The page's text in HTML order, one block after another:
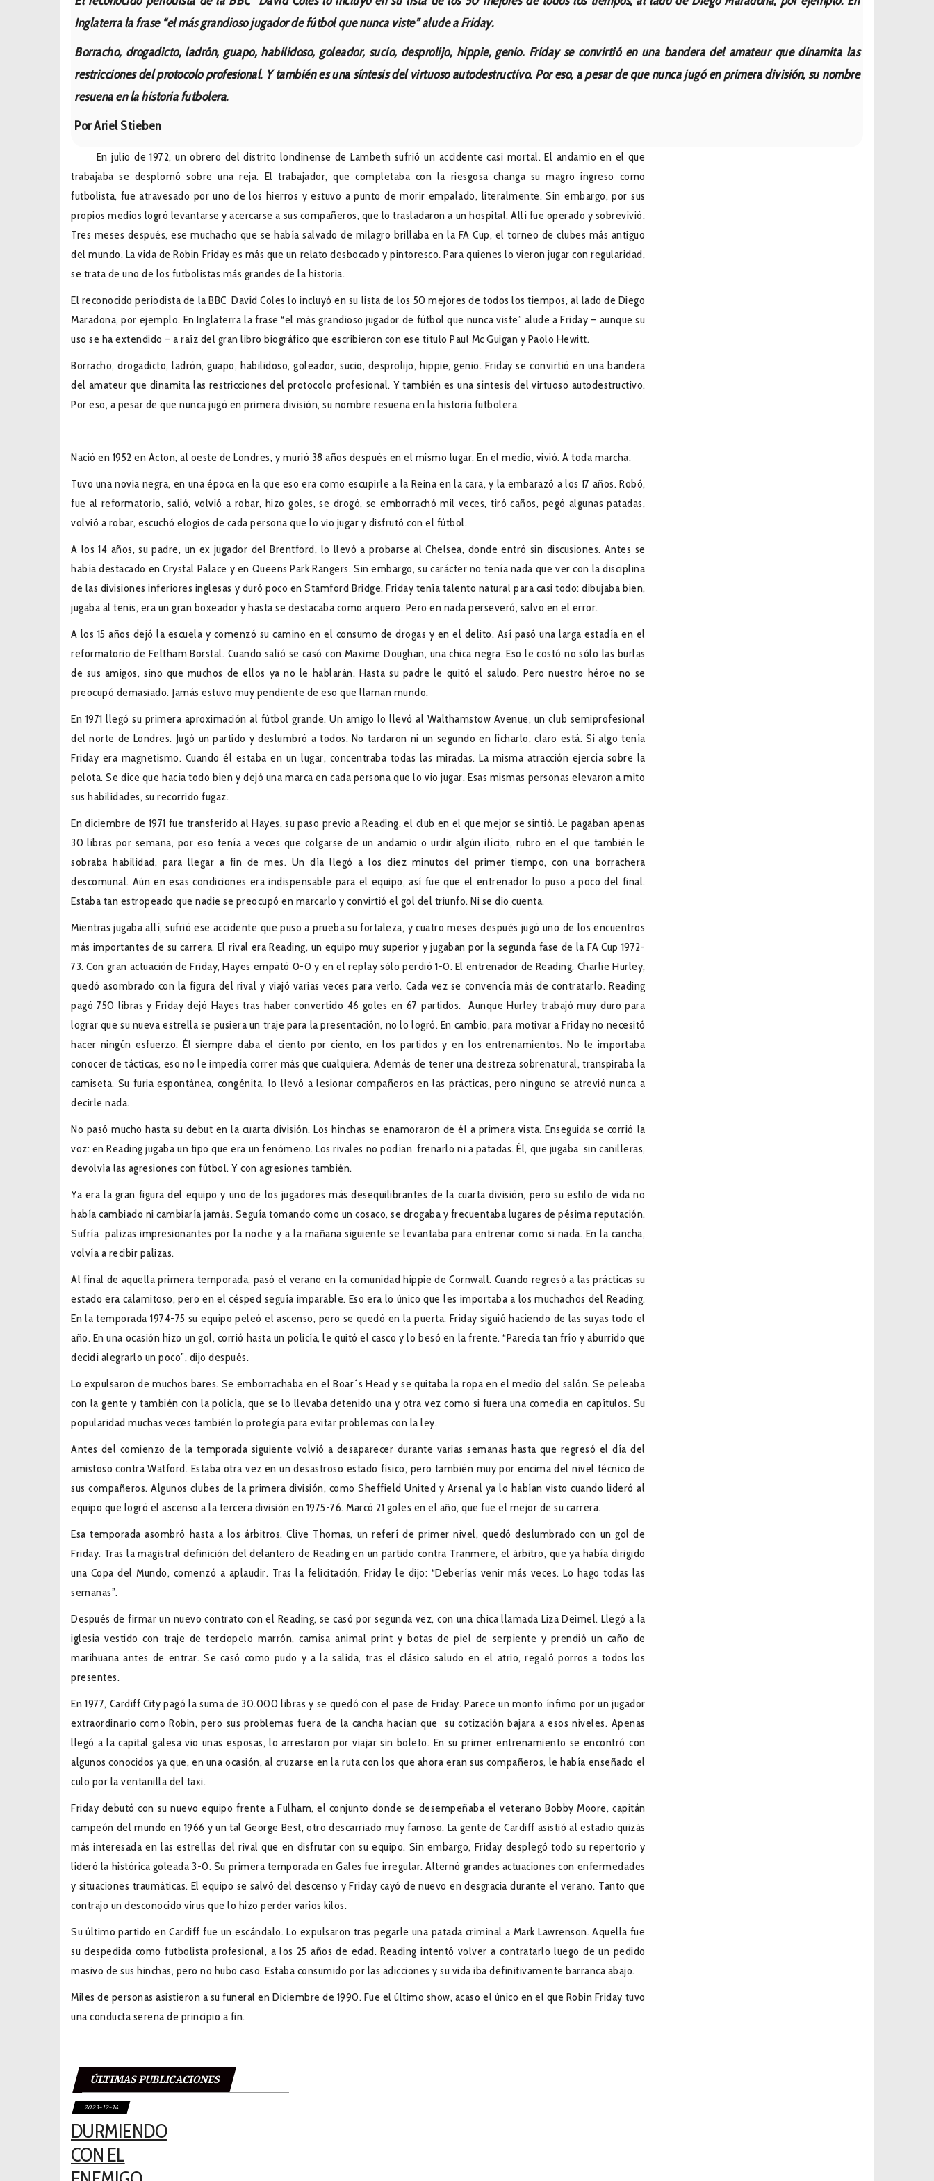
Inglaterra la frase “el más grandioso jugador de fútbol que nunca viste” alude a Friday.
Borracho, drogadicto, ladrón, guapo, habilidoso, goleador, sucio, desprolijo, hippie, genio. Friday se convirtió en una bandera del amateur que dinamita las
restricciones del protocolo profesional. Y también es una síntesis del virtuoso autodestructivo. Por eso, a pesar de que nunca jugó en primera división, su nombre
resuena en la historia futbolera.
Por Ariel Stieben
En julio de 1972, un obrero del distrito londinense de Lambeth sufrió un accidente casi mortal. El andamio en el que
trabajaba se desplomó sobre una reja. El trabajador, que completaba con la riesgosa changa su magro ingreso como
futbolista, fue atravesado por uno de los hierros y estuvo a punto de morir empalado, literalmente. Sin embargo, por sus
propios medios logró levantarse y acercarse a sus compañeros, que lo trasladaron a un hospital. Allí fue operado y sobrevivió.
Tres meses después, ese muchacho que se había salvado de milagro brillaba en la FA Cup, el torneo de clubes más antiguo
del mundo. La vida de Robin Friday es más que un relato desbocado y pintoresco. Para quienes lo vieron jugar con regularidad,
se trata de uno de los futbolistas más grandes de la historia.
El reconocido periodista de la BBC David Coles lo incluyó en su lista de los 50 mejores de todos los tiempos, al lado de Diego
Maradona, por ejemplo. En Inglaterra la frase “el más grandioso jugador de fútbol que nunca viste” alude a Friday – aunque su
uso se ha extendido – a raíz del gran libro biográfico que escribieron con ese título Paul Mc Guigan y Paolo Hewitt.
Borracho, drogadicto, ladrón, guapo, habilidoso, goleador, sucio, desprolijo, hippie, genio. Friday se convirtió en una bandera
del amateur que dinamita las restricciones del protocolo profesional. Y también es una síntesis del virtuoso autodestructivo.
Por eso, a pesar de que nunca jugó en primera división, su nombre resuena en la historia futbolera.
Nació en 1952 en Acton, al oeste de Londres, y murió 38 años después en el mismo lugar. En el medio, vivió. A toda marcha.
Tuvo una novia negra, en una época en la que eso era como escupirle a la Reina en la cara, y la embarazó a los 17 años. Robó,
fue al reformatorio, salió, volvió a robar, hizo goles, se drogó, se emborrachó mil veces, tiró caños, pegó algunas patadas,
volvió a robar, escuchó elogios de cada persona que lo vio jugar y disfrutó con el fútbol.
A los 14 años, su padre, un ex jugador del Brentford, lo llevó a probarse al Chelsea, donde entró sin discusiones. Antes se
había destacado en Crystal Palace y en Queens Park Rangers. Sin embargo, su carácter no tenía nada que ver con la disciplina
de las divisiones inferiores inglesas y duró poco en Stamford Bridge. Friday tenía talento natural para casi todo: dibujaba bien,
jugaba al tenis, era un gran boxeador y hasta se destacaba como arquero. Pero en nada perseveró, salvo en el error.
A los 15 años dejó la escuela y comenzó su camino en el consumo de drogas y en el delito. Así pasó una larga estadía en el
reformatorio de Feltham Borstal. Cuando salió se casó con Maxime Doughan, una chica negra. Eso le costó no sólo las burlas
de sus amigos, sino que muchos de ellos ya no le hablarán. Hasta su padre le quitó el saludo. Pero nuestro héroe no se
preocupó demasiado. Jamás estuvo muy pendiente de eso que llaman mundo.
En 1971 llegó su primera aproximación al fútbol grande. Un amigo lo llevó al Walthamstow Avenue, un club semiprofesional
del norte de Londres. Jugó un partido y deslumbró a todos. No tardaron ni un segundo en ficharlo, claro está. Si algo tenía
Friday era magnetismo. Cuando él estaba en un lugar, concentraba todas las miradas. La misma atracción ejercía sobre la
pelota. Se dice que hacía todo bien y dejó una marca en cada persona que lo vio jugar. Esas mismas personas elevaron a mito
sus habilidades, su recorrido fugaz.
En diciembre de 1971 fue transferido al Hayes, su paso previo a Reading, el club en el que mejor se sintió. Le pagaban apenas
30 libras por semana, por eso tenía a veces que colgarse de un andamio o urdir algún ilícito, rubro en el que también le
sobraba habilidad, para llegar a fin de mes. Un día llegó a los diez minutos del primer tiempo, con una borrachera
descomunal. Aún en esas condiciones era indispensable para el equipo, así fue que el entrenador lo puso a poco del final.
Estaba tan estropeado que nadie se preocupó en marcarlo y convirtió el gol del triunfo. Ni se dio cuenta.
Mientras jugaba allí, sufrió ese accidente que puso a prueba su fortaleza, y cuatro meses después jugó uno de los encuentros
más importantes de su carrera. El rival era Reading, un equipo muy superior y jugaban por la segunda fase de la FA Cup 1972-
73. Con gran actuación de Friday, Hayes empató 0-0 y en el replay sólo perdió 1-0. El entrenador de Reading, Charlie Hurley,
quedó asombrado con la figura del rival y viajó varias veces para verlo. Cada vez se convencía más de contratarlo. Reading
pagó 750 libras y Friday dejó Hayes tras haber convertido 46 goles en 67 partidos. Aunque Hurley trabajó muy duro para
lograr que su nueva estrella se pusiera un traje para la presentación, no lo logró. En cambio, para motivar a Friday no necesitó
hacer ningún esfuerzo. Él siempre daba el ciento por ciento, en los partidos y en los entrenamientos. No le importaba
conocer de tácticas, eso no le impedía correr más que cualquiera. Además de tener una destreza sobrenatural, transpiraba la
camiseta. Su furia espontánea, congénita, lo llevó a lesionar compañeros en las prácticas, pero ninguno se atrevió nunca a
decirle nada.
No pasó mucho hasta su debut en la cuarta división. Los hinchas se enamoraron de él a primera vista. Enseguida se corrió la
voz: en Reading jugaba un tipo que era un fenómeno. Los rivales no podían frenarlo ni a patadas. Él, que jugaba sin canilleras,
devolvía las agresiones con fútbol. Y con agresiones también.
Ya era la gran figura del equipo y uno de los jugadores más desequilibrantes de la cuarta división, pero su estilo de vida no
había cambiado ni cambiaría jamás. Seguía tomando como un cosaco, se drogaba y frecuentaba lugares de pésima reputación.
Sufría palizas impresionantes por la noche y a la mañana siguiente se levantaba para entrenar como si nada. En la cancha,
volvía a recibir palizas.
Al final de aquella primera temporada, pasó el verano en la comunidad hippie de Cornwall. Cuando regresó a las prácticas su
estado era calamitoso, pero en el césped seguía imparable. Eso era lo único que les importaba a los muchachos del Reading.
En la temporada 1974-75 su equipo peleó el ascenso, pero se quedó en la puerta. Friday siguió haciendo de las suyas todo el
año. En una ocasión hizo un gol, corrió hasta un policía, le quitó el casco y lo besó en la frente. “Parecía tan frío y aburrido que
decidí alegrarlo un poco”, dijo después.
Lo expulsaron de muchos bares. Se emborrachaba en el Boar´s Head y se quitaba la ropa en el medio del salón. Se peleaba
con la gente y también con la policía, que se lo llevaba detenido una y otra vez como si fuera una comedia en capítulos. Su
popularidad muchas veces también lo protegía para evitar problemas con la ley.
Antes del comienzo de la temporada siguiente volvió a desaparecer durante varias semanas hasta que regresó el día del
amistoso contra Watford. Estaba otra vez en un desastroso estado físico, pero también muy por encima del nivel técnico de
sus compañeros. Algunos clubes de la primera división, como Sheffield United y Arsenal ya lo habían visto cuando lideró al
equipo que logró el ascenso a la tercera división en 1975-76. Marcó 21 goles en el año, que fue el mejor de su carrera.
Esa temporada asombró hasta a los árbitros. Clive Thomas, un referí de primer nivel, quedó deslumbrado con un gol de
Friday. Tras la magistral definición del delantero de Reading en un partido contra Tranmere, el árbitro, que ya había dirigido
una Copa del Mundo, comenzó a aplaudir. Tras la felicitación, Friday le dijo: “Deberías venir más veces. Lo hago todas las
semanas”.
Después de firmar un nuevo contrato con el Reading, se casó por segunda vez, con una chica llamada Liza Deimel. Llegó a la
iglesia vestido con traje de terciopelo marrón, camisa animal print y botas de piel de serpiente y prendió un caño de
marihuana antes de entrar. Se casó como pudo y a la salida, tras el clásico saludo en el atrio, regaló porros a todos los
presentes.
En 1977, Cardiff City pagó la suma de 30.000 libras y se quedó con el pase de Friday. Parece un monto ínfimo por un jugador
extraordinario como Robin, pero sus problemas fuera de la cancha hacían que su cotización bajara a esos niveles. Apenas
llegó a la capital galesa vio unas esposas, lo arrestaron por viajar sin boleto. En su primer entrenamiento se encontró con
algunos conocidos ya que, en una ocasión, al cruzarse en la ruta con los que ahora eran sus compañeros, le había enseñado el
culo por la ventanilla del taxi.
Friday debutó con su nuevo equipo frente a Fulham, el conjunto donde se desempeñaba el veterano Bobby Moore, capitán
campeón del mundo en 1966 y un tal George Best, otro descarriado muy famoso. La gente de Cardiff asistió al estadio quizás
más interesada en las estrellas del rival que en disfrutar con su equipo. Sin embargo, Friday desplegó todo su repertorio y
lideró la histórica goleada 3-0. Su primera temporada en Gales fue irregular. Alternó grandes actuaciones con enfermedades
y situaciones traumáticas. El equipo se salvó del descenso y Friday cayó de nuevo en desgracia durante el verano. Tanto que
contrajo un desconocido virus que lo hizo perder varios kilos.
Su último partido en Cardiff fue un escándalo. Lo expulsaron tras pegarle una patada criminal a Mark Lawrenson. Aquella fue
su despedida como futbolista profesional, a los 25 años de edad. Reading intentó volver a contratarlo luego de un pedido
masivo de sus hinchas, pero no hubo caso. Estaba consumido por las adicciones y su vida iba definitivamente barranca abajo.
Miles de personas asistieron a su funeral en Diciembre de 1990. Fue el último show, acaso el único en el que Robin Friday tuvo
una conducta serena de principio a fin.
ÚLTIMAS PUBLICACIONES
2023-12-14
DURMIENDO
CON EL